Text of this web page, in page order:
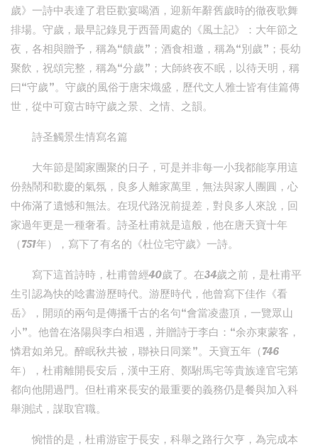
歲》一詩中表達了君臣歡宴喝酒，迎新年辭舊歲時的徹夜歌舞
排場。守歲，最早記錄見于西晉周處的《風土記》：大年節之
夜，各相與贈予，稱為“饋歲”；酒食相邀，稱為“別歲”；長幼
聚飲，祝頌完整，稱為“分歲”；大師終夜不眠，以待天明，稱
曰“守歲”。守歲的風俗于唐宋熾盛，歷代文人雅士皆有佳篇傳
世，從中可窺古時守歲之景、之情、之韻。
詩圣觸景生情寫名篇
大年節是闔家團聚的日子，可是并非每一小我都能享用這
份熱鬧和歡慶的氣氛，良多人離家萬里，無法與家人團圓，心
中佈滿了遺憾和無法。在現代路況前提差，對良多人來說，回
家過年更是一種奢看。詩圣杜甫就是這般，他在唐天寶十年
（751年），寫下了有名的《杜位宅守歲》一詩。
寫下這首詩時，杜甫曾經40歲了。在34歲之前，是杜甫平
生引認為快的唸書游歷時代。游歷時代，他曾寫下佳作《看
岳》，開頭的兩句是傳播千古的名句“會當凌盡頂，一覽眾山
小”。他曾在洛陽與李白相遇，并贈詩于李白：“余亦東蒙客，
憐君如弟兄。醉眠秋共被，聯袂日同業”。天寶五年（746
年），杜甫離開長安后，漢中王府、鄭駙馬宅等貴族達官宅第
都向他開過門。但杜甫來長安的最重要的義務仍是餐與加入科
舉測試，謀取官職。
惋惜的是，杜甫游宦于長安，科舉之路行欠亨，為完成本